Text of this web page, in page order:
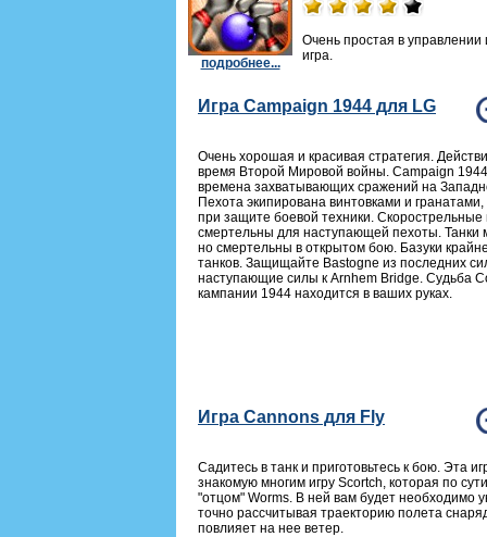
подробнее...
Очень простая в управлении
игра.
Игра Campaign 1944 для LG
Очень хорошая и красивая стратегия.
время Второй Мировой войны. Campaign
времена захватывающих сражений на
Пехота экипирована винтовками и
при защите боевой техники. Скорострельные
смертельны для наступающей пехоты. Танки
но смертельны в открытом бою. Базуки
танков. Защищайте Bastogne из последних
наступающие силы к Arnhem Bridge. Судьба
кампании 1944 находится в ваших руках.
Игра Cannons для Fly
Садитесь в танк и приготовьтесь к бою. Эта
знакомую многим игру Scortch, которая по
"отцом" Worms. В ней вам будет необходимо
точно рассчитывая траекторию полета
повлияет на нее ветер.